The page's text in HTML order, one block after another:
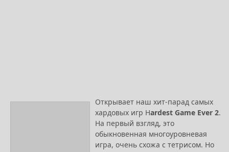
Открывает наш хит-парад самых
хардовых игр Hardest Game Ever 2.
На первый взгляд, это
обыкновенная многоуровневая
игра, очень схожа с тетрисом. Но